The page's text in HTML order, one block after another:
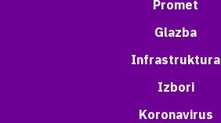
Promet
Glazba
Infrastruktura
Izbori
Koronavirus